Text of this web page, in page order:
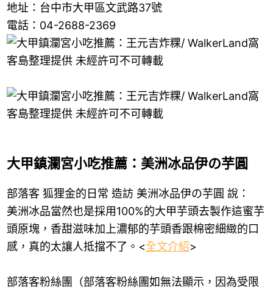
地址：台中市大甲區文武路37號
電話：04-2688-2369
大甲鎮瀾宮小吃推薦：美洲冰品伊の芋圓
部落客 狐狸金的日常 造訪 美洲冰品伊の芋圓 說：
美洲冰品當然也是採用100%的大甲芋頭去製作這蜜芋
頭原塊，香甜滋味加上濃郁的芋頭香跟棉密細緻的口
感，真的太讓人抵擋不了。<全文介紹>
部落客粉絲團（部落客粉絲團如無法顯示，因為受限